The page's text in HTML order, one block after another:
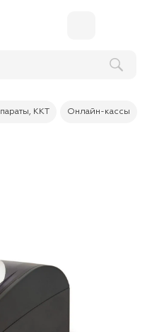
ККТ Онлайн-кассы